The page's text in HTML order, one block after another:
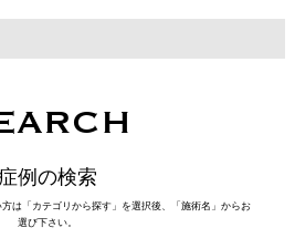
例の検索
は「カテゴリから探す」を選択後、「施術名」からお
選び下さい。